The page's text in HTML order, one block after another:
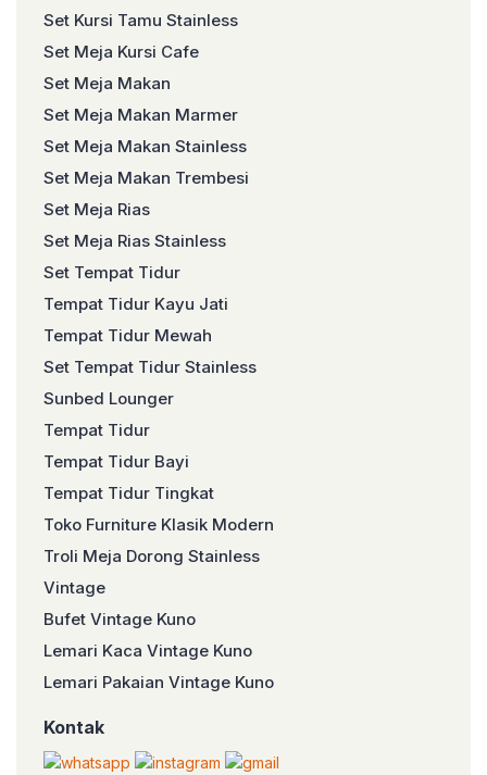
Set Kursi Tamu Stainless
Set Meja Kursi Cafe
Set Meja Makan
Set Meja Makan Marmer
Set Meja Makan Stainless
Set Meja Makan Trembesi
Set Meja Rias
Set Meja Rias Stainless
Set Tempat Tidur
Tempat Tidur Kayu Jati
Tempat Tidur Mewah
Set Tempat Tidur Stainless
Sunbed Lounger
Tempat Tidur
Tempat Tidur Bayi
Tempat Tidur Tingkat
Toko Furniture Klasik Modern
Troli Meja Dorong Stainless
Vintage
Bufet Vintage Kuno
Lemari Kaca Vintage Kuno
Lemari Pakaian Vintage Kuno
Kontak